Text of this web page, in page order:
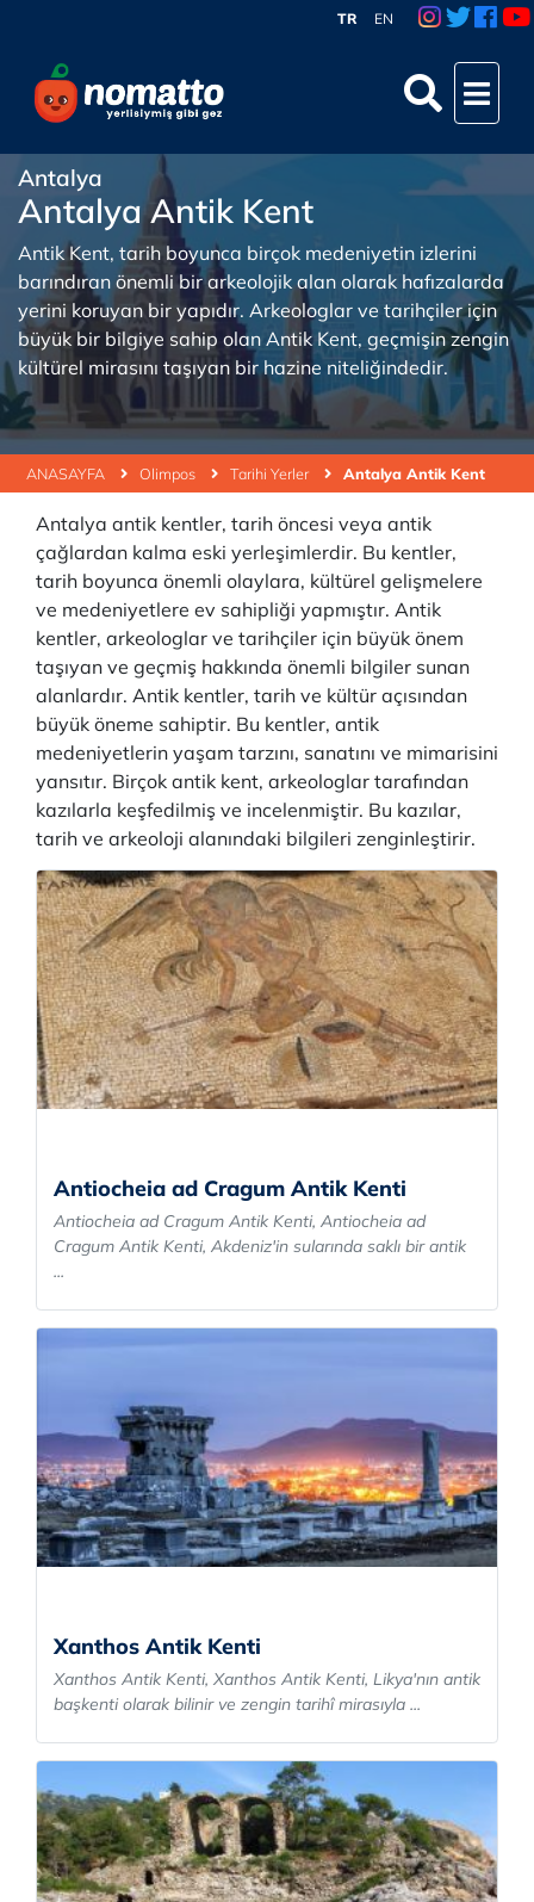
TR EN
ANASAYFA Olimpos Tarihi Yerler Antalya Antik Kent
Antalya
Antalya Antik Kent
Antik Kent, tarih boyunca birçok medeniyetin izlerini
barındıran önemli bir arkeolojik alan olarak hafızalarda
yerini koruyan bir yapıdır. Arkeologlar ve tarihçiler için
büyük bir bilgiye sahip olan Antik Kent, geçmişin zengin
kültürel mirasını taşıyan bir hazine niteliğindedir.
Antalya antik kentler, tarih öncesi veya antik
çağlardan kalma eski yerleşimlerdir. Bu kentler,
tarih boyunca önemli olaylara, kültürel gelişmelere
ve medeniyetlere ev sahipliği yapmıştır. Antik
kentler, arkeologlar ve tarihçiler için büyük önem
taşıyan ve geçmiş hakkında önemli bilgiler sunan
alanlardır. Antik kentler, tarih ve kültür açısından
büyük öneme sahiptir. Bu kentler, antik
medeniyetlerin yaşam tarzını, sanatını ve mimarisini
yansıtır. Birçok antik kent, arkeologlar tarafından
kazılarla keşfedilmiş ve incelenmiştir. Bu kazılar,
tarih ve arkeoloji alanındaki bilgileri zenginleştirir.
Antiocheia ad Cragum Antik Kenti
Antiocheia ad Cragum Antik Kenti, Antiocheia ad
Cragum Antik Kenti, Akdeniz'in sularında saklı bir antik
...
Xanthos Antik Kenti
Xanthos Antik Kenti, Xanthos Antik Kenti, Likya'nın antik
başkenti olarak bilinir ve zengin tarihî mirasıyla ...